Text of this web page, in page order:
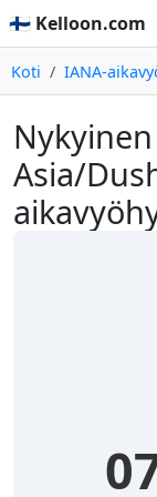
🇫🇮 Kelloon.com
Koti IANA-
Asia/